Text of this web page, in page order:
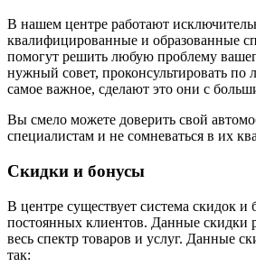
В нашем центре работают
квалифицированные и образованные
помогут решить любую проблему
нужный совет, проконсультировать
самое важное, сделают это они с
Вы смело можете доверить свой
специалистам и не сомневаться в их
Скидки и бонусы
В центре существует система скидок и
постоянных клиентов. Данные скидки
весь спектр товаров и услуг. Данные
так: